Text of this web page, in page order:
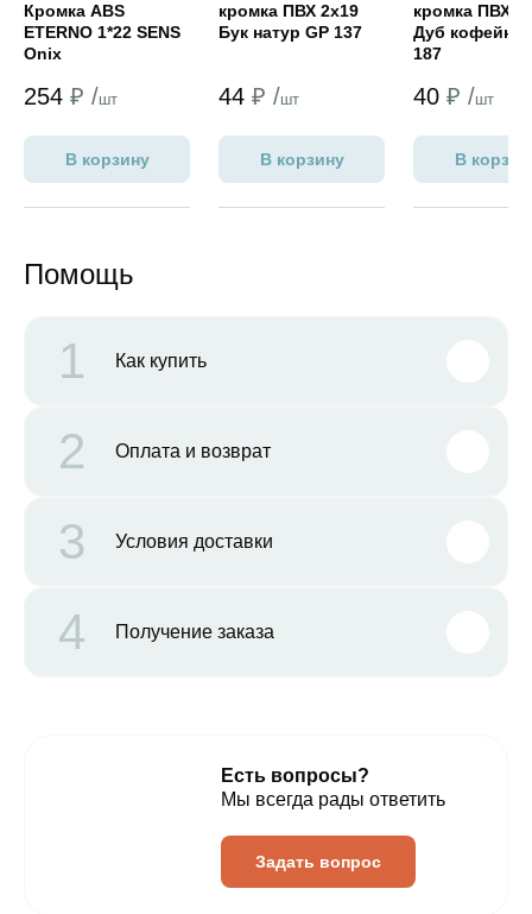
Кромка ABS
ETERNO 1*22 SENS
Onix
254 ₽ /шт
В корзину
кромка ПВХ 2х19
Бук натур GP 137
44 ₽ /шт
В корзину
кромка ПВХ
Дуб
187
40 ₽ /шт
В
Помощь
1 Как купить
2 Оплата и возврат
3 Условия доставки
4 Получение заказа
Есть вопросы?
Мы всегда рады ответить
Задать вопрос